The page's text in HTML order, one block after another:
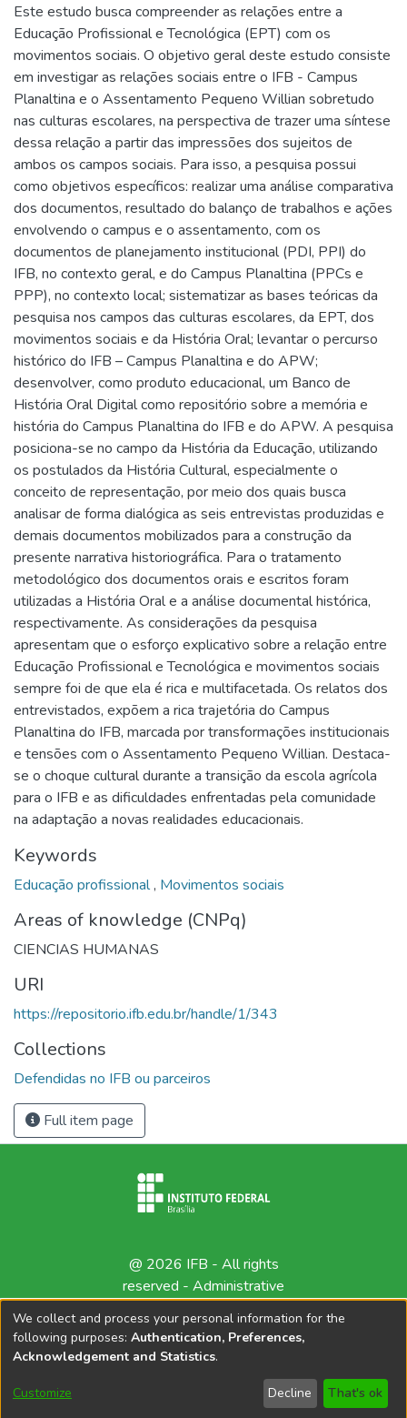
Este estudo busca compreender as relações entre a
Educação Profissional e Tecnológica (EPT) com os
movimentos sociais. O objetivo geral deste estudo consiste
em investigar as relações sociais entre o IFB - Campus
Planaltina e o Assentamento Pequeno Willian sobretudo
nas culturas escolares, na perspectiva de trazer uma síntese
dessa relação a partir das impressões dos sujeitos de
ambos os campos sociais. Para isso, a pesquisa possui
como objetivos específicos: realizar uma análise comparativa
dos documentos, resultado do balanço de trabalhos e ações
envolvendo o campus e o assentamento, com os
documentos de planejamento institucional (PDI, PPI) do
IFB, no contexto geral, e do Campus Planaltina (PPCs e
PPP), no contexto local; sistematizar as bases teóricas da
pesquisa nos campos das culturas escolares, da EPT, dos
movimentos sociais e da História Oral; levantar o percurso
histórico do IFB – Campus Planaltina e do APW;
desenvolver, como produto educacional, um Banco de
História Oral Digital como repositório sobre a memória e
história do Campus Planaltina do IFB e do APW. A pesquisa
posiciona-se no campo da História da Educação, utilizando
os postulados da História Cultural, especialmente o
conceito de representação, por meio dos quais busca
analisar de forma dialógica as seis entrevistas produzidas e
demais documentos mobilizados para a construção da
presente narrativa historiográfica. Para o tratamento
metodológico dos documentos orais e escritos foram
utilizadas a História Oral e a análise documental histórica,
respectivamente. As considerações da pesquisa
apresentam que o esforço explicativo sobre a relação entre
Educação Profissional e Tecnológica e movimentos sociais
sempre foi de que ela é rica e multifacetada. Os relatos dos
entrevistados, expõem a rica trajetória do Campus
Planaltina do IFB, marcada por transformações institucionais
e tensões com o Assentamento Pequeno Willian. Destaca-
se o choque cultural durante a transição da escola agrícola
para o IFB e as dificuldades enfrentadas pela comunidade
na adaptação a novas realidades educacionais.
Keywords
Educação profissional, Movimentos sociais
Areas of knowledge (CNPq)
CIENCIAS HUMANAS
URI
https://repositorio.ifb.edu.br/handle/1/343
Collections
Defendidas no IFB ou parceiros
Full item page
@ 2026 IFB - All rights
reserved - Administrative
We collect and process your personal information for the
following purposes: Authentication, Preferences,
Acknowledgement and Statistics.
Customize Decline That's ok